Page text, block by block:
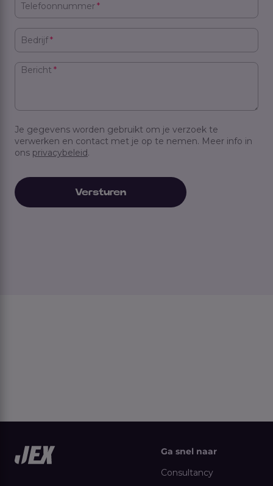
Telefoonnummer*
Bedrijf*
Bericht *
Je gegevens worden gebruikt om je verzoek te
verwerken en contact met je op te nemen. Meer info in
ons privacybeleid.
Ga snel naar
Consultancy